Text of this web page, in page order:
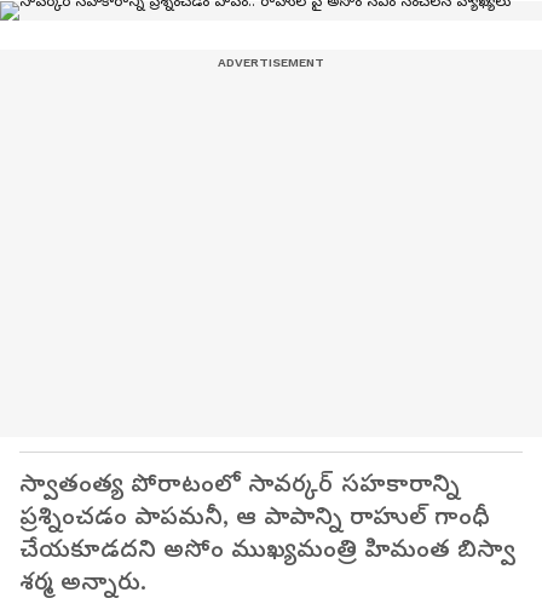
స్వాతంత్య పోరాటంలో సావర్కర్ సహకారాన్ని
ప్రశ్నించడం పాపమనీ, ఆ పాపాన్ని రాహుల్ గాంధీ
చేయకూడదని అసోం ముఖ్యమంత్రి హిమంత బిస్వా
శర్మ అన్నారు.